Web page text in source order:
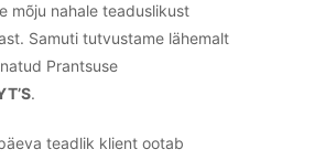
mõju nahale teaduslikust
Samuti tutvustame lähemalt
Prantsuse
.
teadlik klient ootab